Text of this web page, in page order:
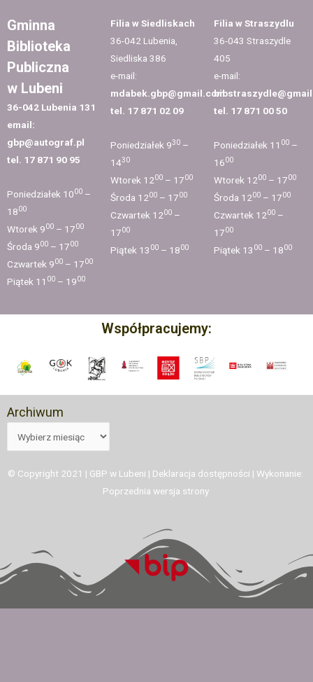
Gminna
Biblioteka
Publiczna
w Lubeni
36-042 Lubenia 131
email:
gbp@autograf.pl
tel. 17 871 90 95
Poniedziałek 1000 –
1800
Wtorek 900 – 1700
Środa 900 – 1700
Czwartek 900 – 1700
Piątek 11 00 – 1900
Filia w Siedliskach
36-042 Lubenia,
Siedliska 386
e-mail:
mdabek.gbp@gmail.com
tel. 17 871 02 09
Poniedziałek 930–
1430
Wtorek 1200– 1700
Środa 1200– 1700
Czwartek 1200–
1700
Piątek 13 00– 1800
Filia w Straszydlu
36-043 Straszydle
405
e-mail:
tel. 17 871 00 50
Poniedziałek 11 00–
1600
Wtorek 1200– 1700
Środa 1200– 1700
Czwartek 1200–
1700
Piątek 13 00– 1800
Współpracujemy:
Archiwum
© Copyright 2021 | GBP w Lubeni | Deklaracja dostępności | Wykonanie:
Poprzednia wersja strony